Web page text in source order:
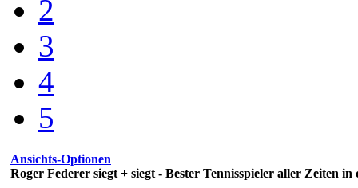
2
3
4
5
Ansichts-Optionen
Roger Federer siegt + siegt - Bester Tennisspieler aller Zeiten